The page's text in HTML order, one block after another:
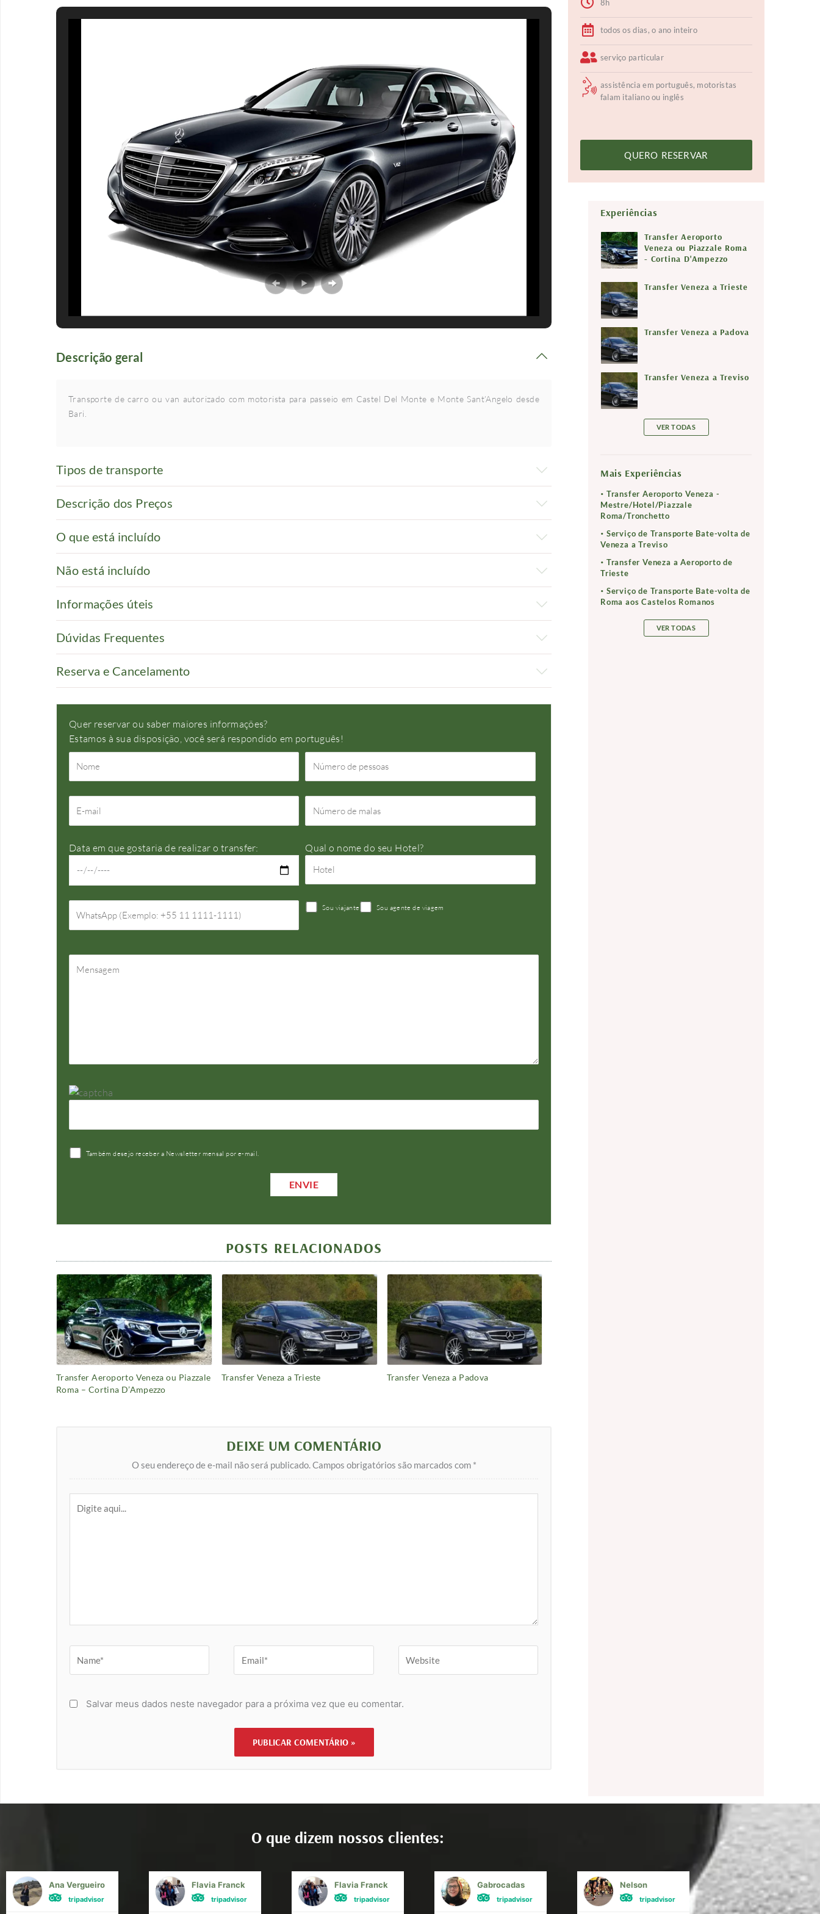
Descrição geral
Transporte de carro ou van autorizado com motorista para passeio em Castel Del Monte e Monte Sant’Angelo desde
Bari.
Tipos de transporte
Descrição dos Preços
O que está incluído
Não está incluído
Informações úteis
Dúvidas Frequentes
Reserva e Cancelamento
Quer reservar ou saber maiores informações?
Estamos à sua disposição, você será respondido em português!
Data em que gostaria de realizar o transfer: Qual o nome do seu Hotel?
Sou viajante Sou agente de viagem
Também desejo receber a Newsletter mensal por e-mail.
POSTS RELACIONADOS
Transfer Aeroporto Veneza ou Piazzale
Roma – Cortina D’Ampezzo
Transfer Veneza a Trieste Transfer Veneza a Padova
DEIXE UM COMENTÁRIO
O seu endereço de e-mail não será publicado.Campos obrigatórios são marcados com *
aqui...
Salvar meus dados neste navegador para a próxima vez que eu comentar.
8h
todos os dias, o ano inteiro
serviço particular
assistência em português, motoristas
falam italiano ou inglês
QUERO RESERVAR
Experiências
Transfer Aeroporto
Veneza ou Piazzale Roma
- Cortina D'Ampezzo
Transfer Veneza a Trieste
Transfer Veneza a Padova
Transfer Veneza a Treviso
VER TODAS
Mais Experiências
Transfer Aeroporto Veneza -
Mestre/Hotel/Piazzale
Roma/Tronchetto
Serviço de Transporte Bate-volta de
Veneza a Treviso
Transfer Veneza a Aeroporto de
Trieste
Serviço de Transporte Bate-volta de
Roma aos Castelos Romanos
VER TODAS
O que dizem nossos clientes:
Ana Vergueiro
tripadvisor
Flavia Franck
tripadvisor
Flavia Franck
tripadvisor
Gabrocadas
tripadvisor
Nelson
tripadvisor
Mônica
tripadvisor